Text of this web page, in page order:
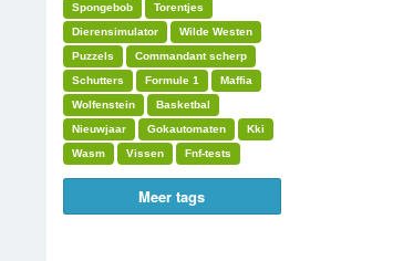
Spongebob
Torentjes
Dierensimulator
Wilde Westen
Puzzels
Commandant scherp
Schutters
Formule 1
Maffia
Wolfenstein
Basketbal
Nieuwjaar
Gokautomaten
Kki
Wasm
Vissen Fnf-tests
Meer tags